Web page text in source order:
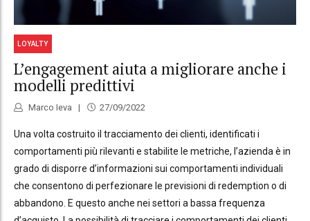
LOYALTY
L’engagement aiuta a migliorare anche i
modelli predittivi
Marco Ieva 27/09/2022
Una volta costruito il tracciamento dei clienti, identificati i
comportamenti più rilevanti e stabilite le metriche, l’azienda è in
grado di disporre d’informazioni sui comportamenti individuali
che consentono di perfezionare le previsioni di redemption o di
abbandono. E questo anche nei settori a bassa frequenza